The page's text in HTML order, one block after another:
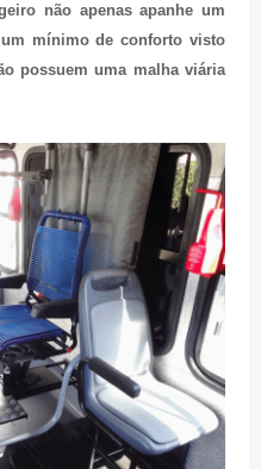
não apenas apanhe um
mínimo de conforto visto
possuem uma malha viária